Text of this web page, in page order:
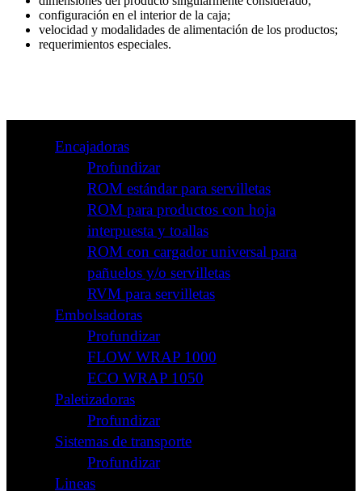
configuración en el interior de la caja;
velocidad y modalidades de alimentación de los productos;
requerimientos especiales.
Encajadoras
Profundizar
ROM estándar para servilletas
ROM para productos con hoja
interpuesta y toallas
ROM con cargador universal para
pañuelos y/o servilletas
RVM para servilletas
Embolsadoras
Profundizar
FLOW WRAP 1000
ECO WRAP 1050
Paletizadoras
Profundizar
Sistemas de transporte
Profundizar
Lineas